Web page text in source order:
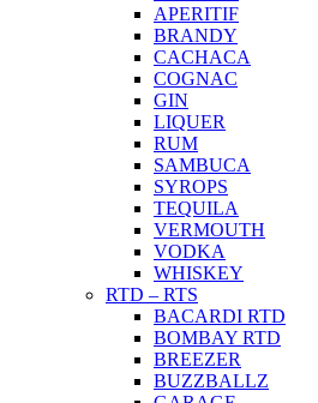
APERITIF
BRANDY
CACHACA
COGNAC
GIN
LIQUER
RUM
SAMBUCA
SYROPS
TEQUILA
VERMOUTH
VODKA
WHISKEY
RTD – RTS
BACARDI RTD
BOMBAY RTD
BREEZER
BUZZBALLZ